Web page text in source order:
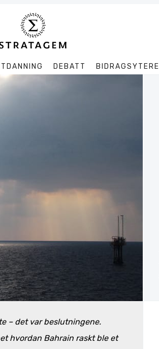
DEBATT BIDRAGSYTERE
– det var beslutningene.
hvordan Bahrain raskt ble et